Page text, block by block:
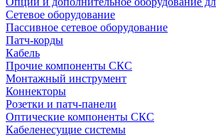
Сетевое оборудование
Пассивное сетевое оборудование
Патч-корды
Кабель
Прочие компоненты СКС
Монтажный инструмент
Коннекторы
Розетки и патч-панели
Оптические компоненты СКС
Кабеленесущие системы